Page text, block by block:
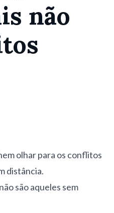
não
olhar para os conflitos
distância.
são aqueles sem